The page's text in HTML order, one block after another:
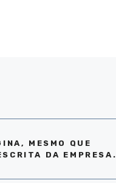
MESMO QUE
DA EMPRESA.